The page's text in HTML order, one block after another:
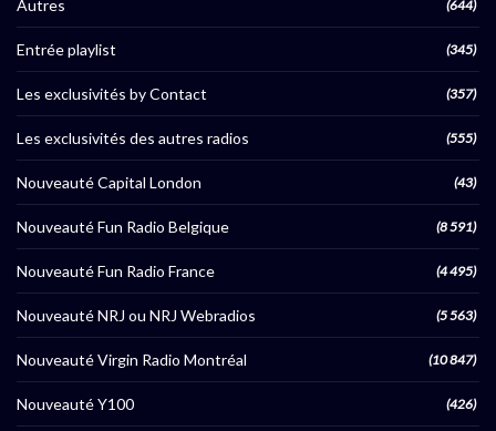
Autres (644)
Entrée playlist (345)
Les exclusivités by Contact (357)
Les exclusivités des autres radios (555)
Nouveauté Capital London (43)
Nouveauté Fun Radio Belgique (8 591)
Nouveauté Fun Radio France (4 495)
Nouveauté NRJ ou NRJ Webradios (5 563)
Nouveauté Virgin Radio Montréal (10 847)
Nouveauté Y100 (426)